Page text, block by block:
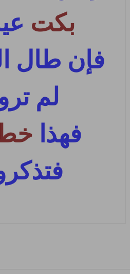
بكت
فإن طال
لم
فهذا